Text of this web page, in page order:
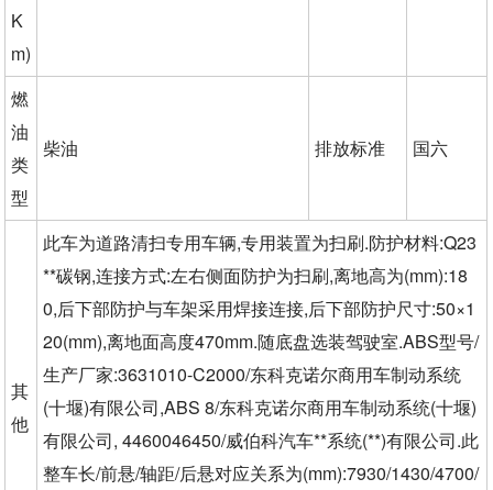
K
m)
燃
油
类
型
柴油 排放标准 国六
其
他
此车为道路清扫专用车辆,专用装置为扫刷.防护材料:Q23
**碳钢,连接方式:左右侧面防护为扫刷,离地高为(mm):18
0,后下部防护与车架采用焊接连接,后下部防护尺寸:50×1
20(mm),离地面高度470mm.随底盘选装驾驶室.ABS型号/
生产厂家:3631010-C2000/东科克诺尔商用车制动系统
(十堰)有限公司,ABS 8/东科克诺尔商用车制动系统(十堰)
有限公司, 4460046450/威伯科汽车**系统(**)有限公司.此
整车长/前悬/轴距/后悬对应关系为(mm):7930/1430/4700/